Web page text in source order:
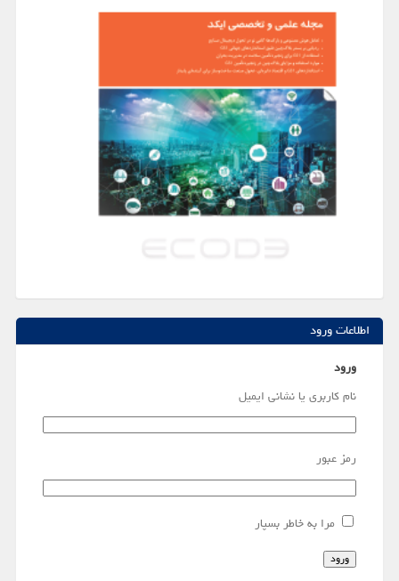
اطلاعات ورود
ورود
نام کاربری یا نشانی ایمیل
رمز عبور
مرا به خاطر بسپار
ورود